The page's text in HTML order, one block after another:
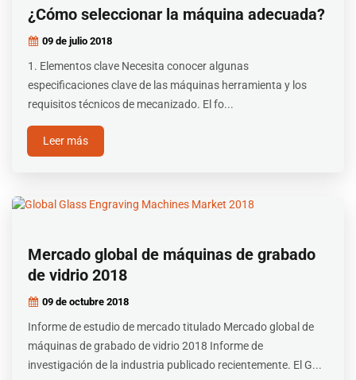
¿Cómo seleccionar la máquina adecuada?
09 de julio 2018
1. Elementos clave Necesita conocer algunas
especificaciones clave de las máquinas herramienta y los
requisitos técnicos de mecanizado. El fo...
Leer más
Mercado global de máquinas de grabado
de vidrio 2018
09 de octubre 2018
Informe de estudio de mercado titulado Mercado global de
máquinas de grabado de vidrio 2018 Informe de
investigación de la industria publicado recientemente. El G...